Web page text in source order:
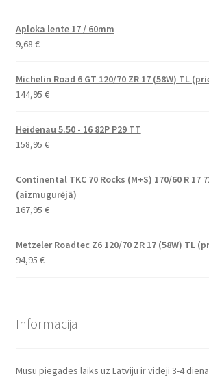
Aploka lente 17 / 60mm
9,68 €
Michelin Road 6 GT 120/70 ZR 17 (58W) TL
144,95 €
Heidenau 5.50 - 16 82P P29 TT
158,95 €
Continental TKC 70 Rocks (M+S) 170/60 R 17
(aizmugurējā)
167,95 €
Metzeler Roadtec Z6 120/70 ZR 17 (58W) TL
94,95 €
Informācija
Mūsu piegādes laiks uz Latviju ir vidēji 3-4